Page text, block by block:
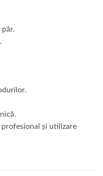
și utilizare